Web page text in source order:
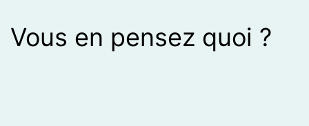
Vous en pensez quoi ?